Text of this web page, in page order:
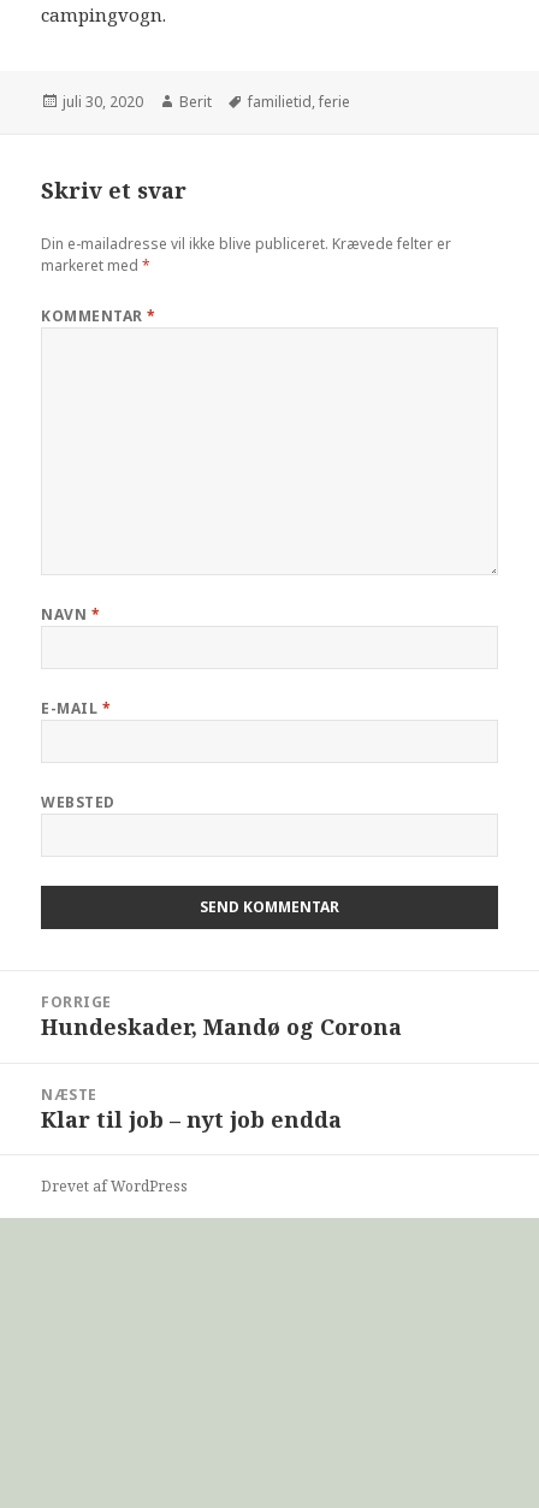
campingvogn.
juli 30, 2020 Berit familietid,ferie
Skriv et svar
Din e-mailadresse vil ikke blive publiceret. Krævede felter er
markeret med*
KOMMENTAR*
NAVN *
E-MAIL *
WEBSTED
FORRIGE
Hundeskader, Mandø og Corona
NÆSTE
Klar til job – nyt job endda
Drevet af WordPress